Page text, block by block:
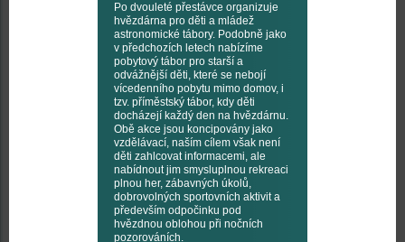
Po dvouleté přestávce organizuje
hvězdárna pro děti a mládež
astronomické tábory. Podobně jako
v předchozích letech nabízíme
pobytový tábor pro starší a
odvážnější děti, které se nebojí
vícedenního pobytu mimo domov, i
tzv. příměstský tábor, kdy děti
docházejí každý den na hvězdárnu.
Obě akce jsou koncipovány jako
vzdělávací, naším cílem však není
děti zahlcovat informacemi, ale
nabídnout jim smysluplnou rekreaci
plnou her, zábavných úkolů,
dobrovolných sportovních aktivit a
především odpočinku pod
hvězdnou oblohou při nočních
pozorováních.